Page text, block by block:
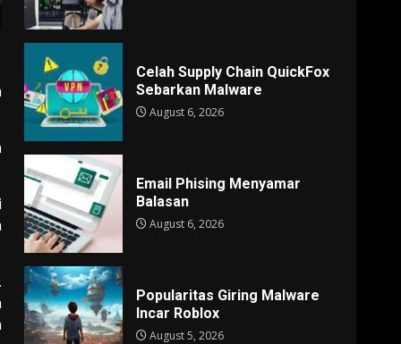
Celah Supply Chain QuickFox
Sebarkan Malware
August 6, 2026
Email Phising Menyamar
Balasan
August 6, 2026
Popularitas Giring Malware
Incar Roblox
August 5, 2026